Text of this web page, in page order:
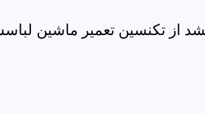
از تکنسین تعمیر ماشین